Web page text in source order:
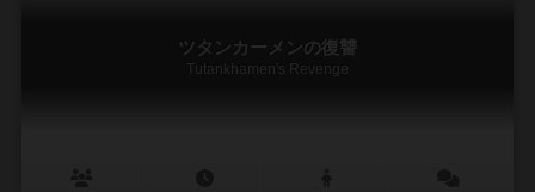
ツタンカーメンの復讐
Tutankhamen's Revenge